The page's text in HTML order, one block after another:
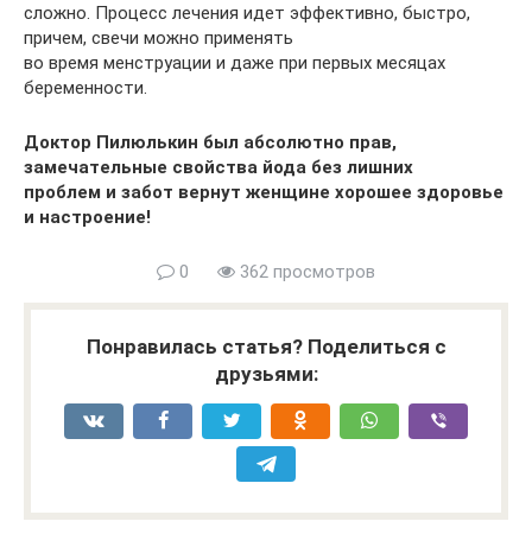
сложно. Процесс лечения идет эффективно, быстро,
причем, свечи можно применять
во время менструации и даже при первых месяцах
беременности.
Доктор Пилюлькин был абсолютно прав,
замечательные свойства йода без лишних
проблем и забот вернут женщине хорошее здоровье
и настроение!
0 362 просмотров
Понравилась статья? Поделиться с
друзьями: